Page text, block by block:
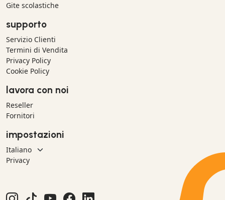
Gite scolastiche
supporto
Servizio Clienti
Termini di Vendita
Privacy Policy
Cookie Policy
lavora con noi
Reseller
Fornitori
impostazioni
Privacy